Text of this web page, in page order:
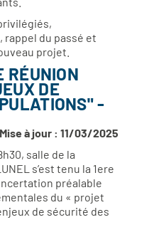
du passé et
projet.
DE
-
Mise à jour : 11/03/2025
salle de la
s’est tenu la 1ere
préalable
du « projet
de sécurité des